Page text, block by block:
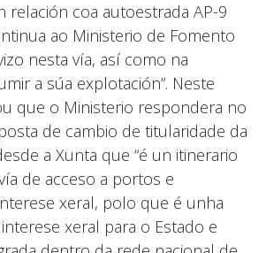
relación coa autoestrada AP-9
ao Ministerio de Fomento
nesta vía, así como na
a súa explotación”. Neste
que o Ministerio respondera no
de cambio de titularidade da
a Xunta que “é un itinerario
de acceso a portos e
xeral, polo que é unha
xeral para o Estado e